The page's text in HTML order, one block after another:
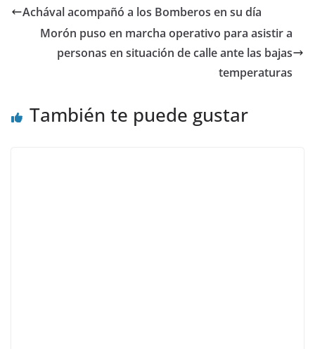
Achával acompañó a los Bomberos en su día
Morón puso en marcha operativo para asistir a
personas en situación de calle ante las bajas
temperaturas
También te puede gustar